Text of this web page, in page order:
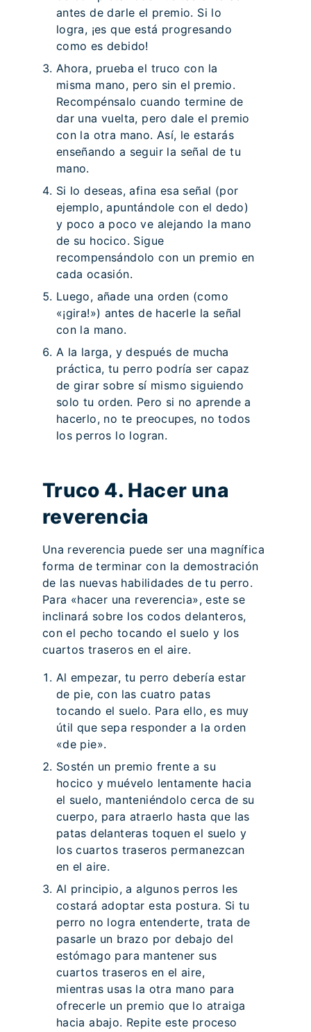
antes de darle el premio. Si lo
logra, ¡es que está progresando
como es debido!
Ahora, prueba el truco con la
misma mano, pero sin el premio.
Recompénsalo cuando termine de
dar una vuelta, pero dale el premio
con la otra mano. Así, le estarás
enseñando a seguir la señal de tu
mano.
Si lo deseas, afina esa señal (por
ejemplo, apuntándole con el dedo)
y poco a poco ve alejando la mano
de su hocico. Sigue
recompensándolo con un premio en
cada ocasión.
Luego, añade una orden (como
«¡gira!») antes de hacerle la señal
con la mano.
A la larga, y después de mucha
práctica, tu perro podría ser capaz
de girar sobre sí mismo siguiendo
solo tu orden. Pero si no aprende a
hacerlo, no te preocupes, no todos
los perros lo logran.
Truco 4. Hacer una
reverencia
Una reverencia puede ser una magnífica
forma de terminar con la demostración
de las nuevas habilidades de tu perro.
Para «hacer una reverencia», este se
inclinará sobre los codos delanteros,
con el pecho tocando el suelo y los
cuartos traseros en el aire.
Al empezar, tu perro debería estar
de pie, con las cuatro patas
tocando el suelo. Para ello, es muy
útil que sepa responder a la orden
«de pie».
Sostén un premio frente a su
hocico y muévelo lentamente hacia
el suelo, manteniéndolo cerca de su
cuerpo, para atraerlo hasta que las
patas delanteras toquen el suelo y
los cuartos traseros permanezcan
en el aire.
Al principio, a algunos perros les
costará adoptar esta postura. Si tu
perro no logra entenderte, trata de
pasarle un brazo por debajo del
estómago para mantener sus
cuartos traseros en el aire,
mientras usas la otra mano para
ofrecerle un premio que lo atraiga
hacia abajo. Repite este proceso